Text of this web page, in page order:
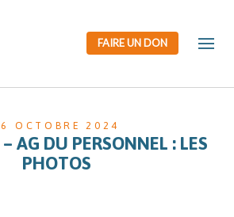
OCTOBRE 2024
AG DU PERSONNEL : LES
PHOTOS
FAIRE UN DON